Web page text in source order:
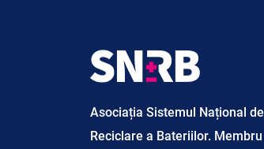
Asociația Sistemul Național de
Reciclare a Bateriilor. Membru